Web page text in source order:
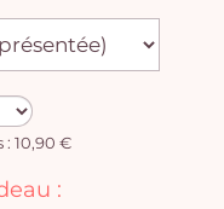
: 10,90 €
: